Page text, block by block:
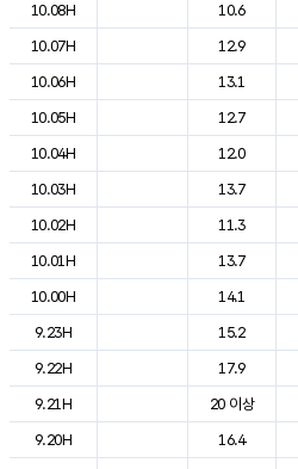
10.08H
10.6
10.07H
12.9
10.06H
13.1
10.05H
12.7
10.04H
12.0
10.03H
13.7
10.02H
11.3
10.01H
13.7
10.00H
14.1
9.23H
15.2
9.22H
17.9
9.21H
20 이상
9.20H
16.4